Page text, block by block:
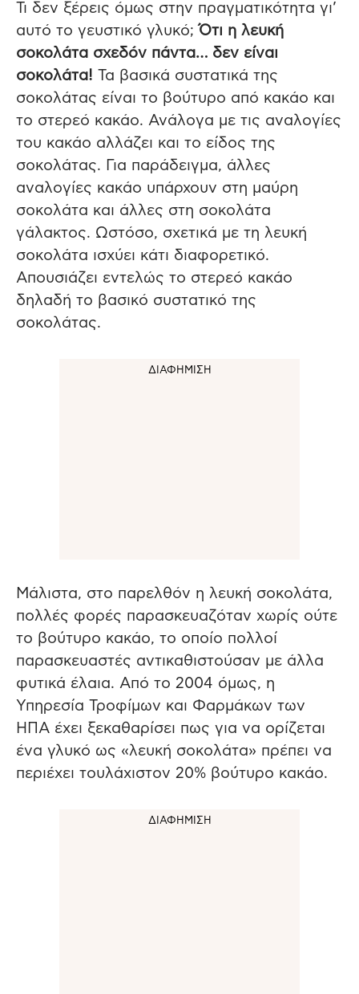
Τι δεν ξέρεις όμως στην πραγματικότητα γι’
αυτό το γευστικό γλυκό; Ότι η λευκή
σοκολάτα σχεδόν πάντα… δεν είναι
σοκολάτα! Τα βασικά συστατικά της
σοκολάτας είναι το βούτυρο από κακάο και
το στερεό κακάο. Ανάλογα με τις αναλογίες
του κακάο αλλάζει και το είδος της
σοκολάτας. Για παράδειγμα, άλλες
αναλογίες κακάο υπάρχουν στη μαύρη
σοκολάτα και άλλες στη σοκολάτα
γάλακτος. Ωστόσο, σχετικά με τη λευκή
σοκολάτα ισχύει κάτι διαφορετικό.
Απουσιάζει εντελώς το στερεό κακάο
δηλαδή το βασικό συστατικό της
σοκολάτας.
Μάλιστα, στο παρελθόν η λευκή σοκολάτα,
πολλές φορές παρασκευαζόταν χωρίς ούτε
το βούτυρο κακάο, το οποίο πολλοί
παρασκευαστές αντικαθιστούσαν με άλλα
φυτικά έλαια. Από το 2004 όμως, η
Υπηρεσία Τροφίμων και Φαρμάκων των
ΗΠΑ έχει ξεκαθαρίσει πως για να ορίζεται
ένα γλυκό ως «λευκή σοκολάτα» πρέπει να
περιέχει τουλάχιστον 20% βούτυρο κακάο.